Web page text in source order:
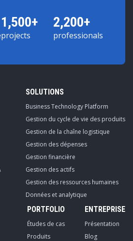
1,500+
projects
2,200+
professionals
SOLUTIONS
Business Technology Platform
Gestion du cycle de vie des produits
Gestion de la chaîne logistique
Gestion des dépenses
Gestion financière
Gestion des actifs
Gestion des ressources humaines
Données et analytique
PORTFOLIO
Études de cas
Produits
ENTREPRISE
Présentation
Blog